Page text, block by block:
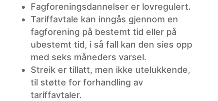
Fagforeningsdannelserer lovregulert.
Tariffavtale kan inngås gjennom en
fagforening på bestemt tid eller på
ubestemt tid, i så fall kan den sies opp
med seks måneders varsel.
Streiker tillatt, men ikke utelukkende,
til støtte for forhandling av
tariffavtaler.